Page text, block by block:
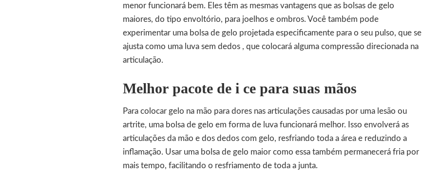
menor funcionará bem. Eles têm as mesmas vantagens que as bolsas de gelo
maiores, do tipo envoltório, para joelhos e ombros. Você também pode
experimentar uma bolsa de gelo projetada especificamente para o seu pulso, que se
ajusta como uma luva sem dedos , que colocará alguma compressão direcionada na
articulação.
Melhor pacote de i ce para suas mãos
Para colocar gelo na mão para dores nas articulações causadas por uma lesão ou
artrite, uma bolsa de gelo em forma de luva funcionará melhor. Isso envolverá as
articulações da mão e dos dedos com gelo, resfriando toda a área e reduzindo a
inflamação. Usar uma bolsa de gelo maior como essa também permanecerá fria por
mais tempo, facilitando o resfriamento de toda a junta.